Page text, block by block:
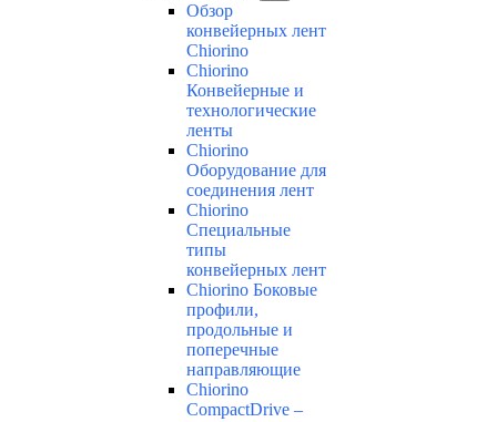
Обзор
конвейерных лент
Chiorino
Chiorino
Конвейерные и
технологические
ленты
Chiorino
Оборудование для
соединения лент
Chiorino
Специальные
типы
конвейерных лент
Chiorino Боковые
профили,
продольные и
поперечные
направляющие
Chiorino
CompactDrive –